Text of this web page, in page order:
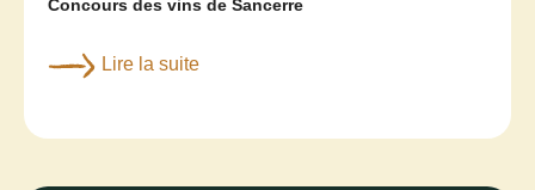
Concours des vins de Sancerre
Lire la suite